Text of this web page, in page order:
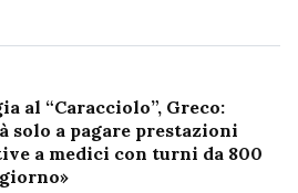
al “Caracciolo”, Greco:
solo a pagare prestazioni
a medici con turni da 800